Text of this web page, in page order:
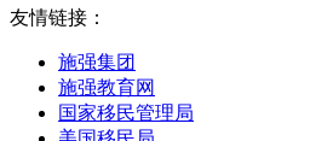
友情链接：
施强集团
施强教育网
国家移民管理局